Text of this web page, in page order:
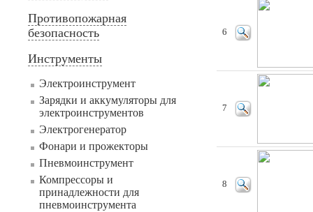
Противопожарная
безопасность
Инструменты
Электроинструмент
Зарядки и аккумуляторы для
электроинструментов
Электрогенератор
Фонари и прожекторы
Пневмоинструмент
Компрессоры и
принадлежности для
пневмоинструмента
6
7
8